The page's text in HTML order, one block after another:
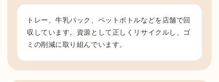
トレー、牛乳パック、ペットボトルなどを店舗で回
収しています。資源として正しくリサイクルし、ゴ
ミの削減に取り組んでいます。